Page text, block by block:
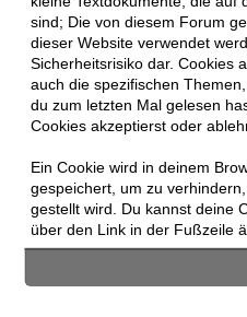
sind; Die von diesem Forum
dieser Website verwendet
Sicherheitsrisiko dar. Cookies
auch die spezifischen
du zum letzten Mal gelesen
Cookies akzeptierst oder
Ein Cookie wird in deinem
gespeichert, um zu
gestellt wird. Du kannst deine
über den Link in der Fußzeile